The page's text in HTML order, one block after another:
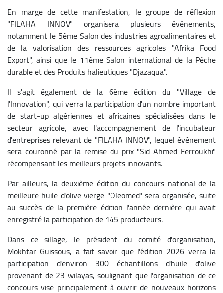
En marge de cette manifestation, le groupe de réflexion
"FILAHA INNOV" organisera plusieurs événements,
notamment le 5ème Salon des industries agroalimentaires et
de la valorisation des ressources agricoles "Afrika Food
Export", ainsi que le 11ème Salon international de la Pêche
durable et des Produits halieutiques "Djazaqua".
Il s'agit également de la 6ème édition du "Village de
l'Innovation", qui verra la participation d'un nombre important
de start-up algériennes et africaines spécialisées dans le
secteur agricole, avec l'accompagnement de l'incubateur
d'entreprises relevant de "FILAHA INNOV", lequel événement
sera couronné par la remise du prix "Sid Ahmed Ferroukhi"
récompensant les meilleurs projets innovants.
Par ailleurs, la deuxième édition du concours national de la
meilleure huile d'olive vierge "Oleomed" sera organisée, suite
au succès de la première édition l'année dernière qui avait
enregistré la participation de 145 producteurs.
Dans ce sillage, le président du comité d'organisation,
Mokhtar Guissous, a fait savoir que l'édition 2026 verra la
participation d'environ 300 échantillons d'huile d'olive
provenant de 23 wilayas, soulignant que l'organisation de ce
concours vise principalement à ouvrir de nouveaux horizons